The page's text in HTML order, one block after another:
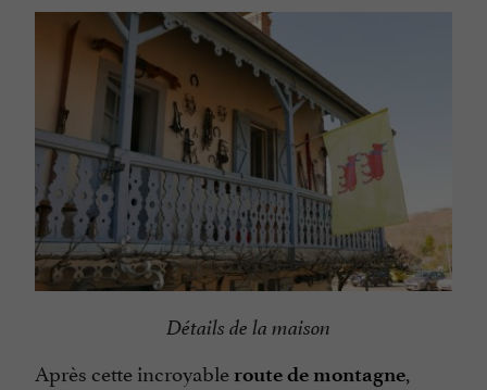
Détails de la maison
Après cette incroyable route de montagne,